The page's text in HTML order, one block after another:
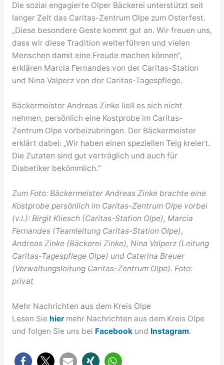
Die sozial engagierte Olper Bäckerei unterstützt seit
langer Zeit das Caritas-Zentrum Olpe zum Osterfest.
„Diese besondere Geste kommt gut an. Wir freuen uns,
dass wir diese Tradition weiterführen und vielen
Menschen damit eine Freude machen können“,
erklären Marcia Fernandes von der Caritas-Station
und Nina Valperz von der Caritas-Tagespflege.
Bäckermeister Andreas Zinke ließ es sich nicht
nehmen, persönlich eine Kostprobe im Caritas-
Zentrum Olpe vorbeizubringen. Der Bäckermeister
erklärt dabei: „Wir haben einen speziellen Teig kreiert.
Die Zutaten sind gut verträglich und auch für
Diabetiker bekömmlich.“
Zum Foto: Bäckermeister Andreas Zinke brachte eine
Kostprobe persönlich im Caritas-Zentrum Olpe vorbei
(v.l.): Birgit Kliesch (Caritas-Station Olpe), Marcia
Fernandes (Teamleitung Caritas-Station Olpe),
Andreas Zinke (Bäckerei Zinke), Nina Valperz (Leitung
Caritas-Tagespflege Olpe) und Caterina Breuer
(Verwaltungsleitung Caritas-Zentrum Olpe). Foto:
privat
Mehr Nachrichten aus dem Kreis Olpe
Lesen Sie hiermehr Nachrichten aus dem Kreis Olpe
und folgen Sie uns bei Facebookund Instagram.